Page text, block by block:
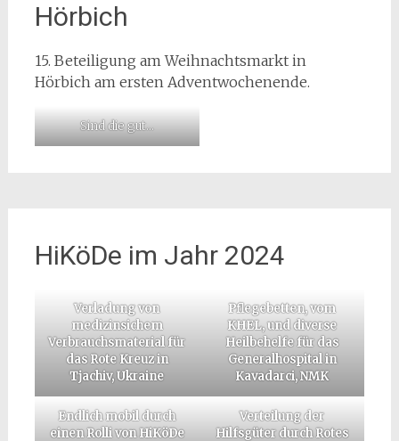
Hörbich
15. Beteiligung am Weihnachtsmarkt in
Hörbich am ersten Adventwochenende.
Sind die gut…
HiKöDe im Jahr 2024
Verladung von
medizinsichem
Verbrauchsmaterial für
das Rote Kreuz in
Tjachiv, Ukraine
Pflegebetten, vom
KHEL, und diverse
Heilbehelfe für das
Generalhospital in
Kavadarci, NMK
Endlich mobil durch
einen Rolli von HiKöDe
Verteilung der
Hilfsgüter durch Rotes